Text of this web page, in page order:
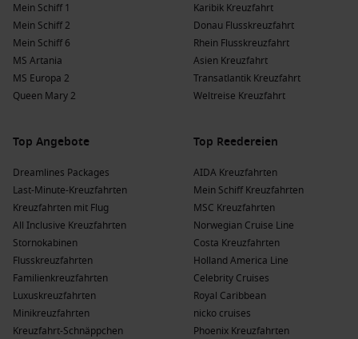
Die Vorteile einer Kreuzfahrt nach Berlin-Tegel,
Deutschland zu verschiedenen Jahreszeiten
Frühling
: Temperaturen springen von 5
°C bis 18 °C. Diese Zeit ist ideal für Sightseeing, wenn die
Natur zu blühen beginnt und die Temperaturen mild sind.
Temperaturen zwischen 15 °C und 30 °C. Perfekt für
Aktivitäten im Freien, Festivals und lange Tage am Wasser.
Herbst(September November): Temperaturen
schwanken zwischen 5 °C und 15 °C, während die Blätter
bunt werden. Ideal für gemütliche Spaziergänge durch die
Parks.
Winter(Dezember Februar): Temperaturen liegen
zwischen -5 °C und 5 °C. In dieser Zeit beherbergt Berlin
bezaubernde Weihnachtsmärkte und festliche
Veranstaltungen.
Mein Schiff 1
Mein Schiff 2
Mein Schiff 6
MS Artania
MS Europa 2
Queen Mary 2
Karibik Kreuzfahrt
Donau Flusskreuzfahrt
Rhein Flusskreuzfahrt
Asien Kreuzfahrt
Transatlantik Kreuzfahrt
Weltreise Kreuzfahrt
Top Angebote
Dreamlines Packages
Last-Minute-Kreuzfahrten
Kreuzfahrten mit Flug
All Inclusive Kreuzfahrten
Stornokabinen
Flusskreuzfahrten
Familienkreuzfahrten
Luxuskreuzfahrten
Minikreuzfahrten
Kreuzfahrt-Schnäppchen
Top Reedereien
AIDA Kreuzfahrten
Mein Schiff Kreuzfahrten
MSC Kreuzfahrten
Norwegian Cruise Line
Costa Kreuzfahrten
Holland America Line
Celebrity Cruises
Royal Caribbean
nicko cruises
Phoenix Kreuzfahrten